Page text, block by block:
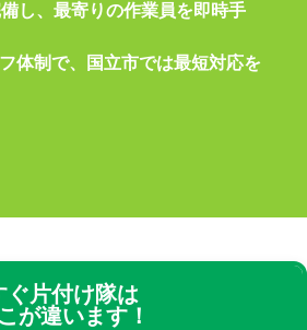
し、最寄りの作業員を即時手
体制で、国立市では最短対応を
ぐ片付け隊は
が違います！